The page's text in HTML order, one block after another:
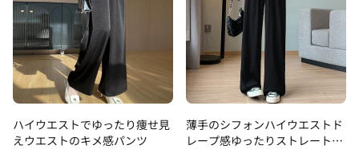
安い順
高い順
新着順
古い順
ハイウエストでゆったり痩せ見
えウエストのキメ感パンツ
薄手のシフォンハイウエストド
レープ感ゆったりストレートパ